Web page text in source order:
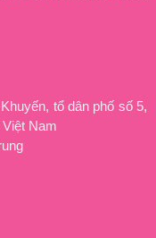
tổ dân phố số 5,
Nam